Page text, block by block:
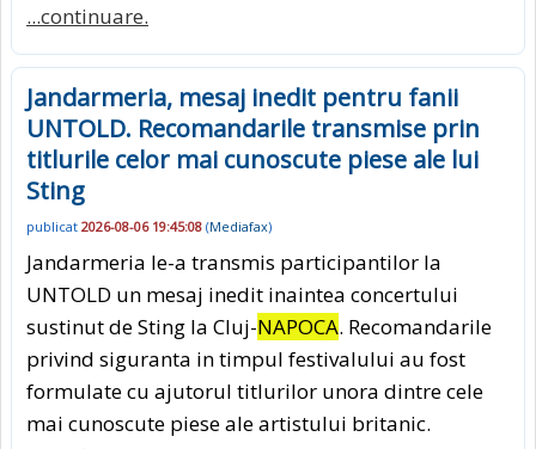
...continuare.
Jandarmeria, mesaj inedit pentru fanii
UNTOLD. Recomandarile transmise prin
titlurile celor mai cunoscute piese ale lui
Sting
publicat 2026-08-06 19:45:08 (Mediafax)
Jandarmeria le-a transmis participantilor la
UNTOLD un mesaj inedit inaintea concertului
sustinut de Sting la Cluj-NAPOCA. Recomandarile
privind siguranta in timpul festivalului au fost
formulate cu ajutorul titlurilor unora dintre cele
mai cunoscute piese ale artistului britanic.